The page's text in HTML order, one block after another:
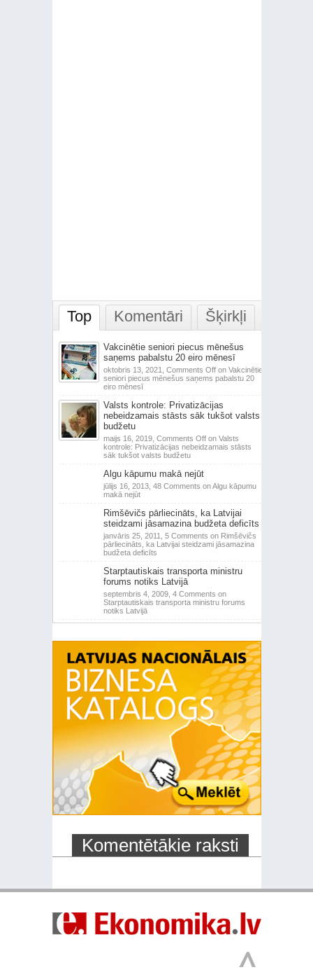
Top Komentāri Šķirkļi
Vakcinētie seniori piecus mēnešus
saņems pabalstu 20 eiro mēnesī
oktobris 13, 2021, Comments Offon Vakcinētie
seniori piecus mēnešus saņems pabalstu 20
eiro mēnesī
Valsts kontrole: Privatizācijas
nebeidzamais stāsts sāk tukšot valsts
budžetu
maijs 16, 2019, Comments Offon Valsts
kontrole: Privatizācijas nebeidzamais stāsts
sāk tukšot valsts budžetu
Algu kāpumu makā nejūt
jūlijs 16, 2013, 48 Comments on Algu kāpumu
makā nejūt
Rimšēvičs pārliecināts, ka Latvijai
steidzami jāsamazina budžeta deficīts
janvāris 25, 2011, 5 Comments on Rimšēvičs
pārliecināts, ka Latvijai steidzami jāsamazina
budžeta deficīts
Starptautiskais transporta ministru
forums notiks Latvijā
septembris 4, 2009, 4 Comments on
Starptautiskais transporta ministru forums
notiks Latvijā
Komentētākie raksti